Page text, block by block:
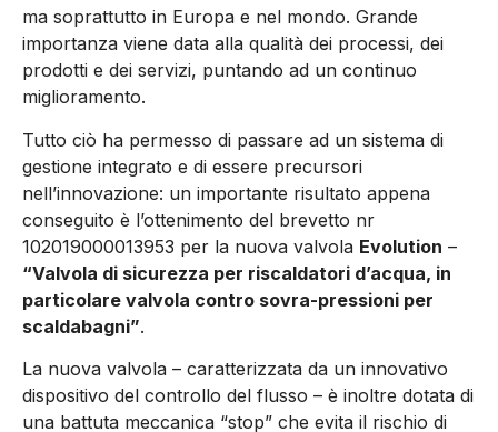
ma soprattutto in Europa e nel mondo. Grande
importanza viene data alla qualità dei processi, dei
prodotti e dei servizi, puntando ad un continuo
miglioramento.
Tutto ciò ha permesso di passare ad un sistema di
gestione integrato e di essere precursori
nell’innovazione: un importante risultato appena
conseguito è l’ottenimento del brevetto nr
102019000013953 per la nuova valvola Evolution –
“Valvola di sicurezza per riscaldatori d’acqua, in
particolare valvola contro sovra-pressioni per
scaldabagni”.
La nuova valvola – caratterizzata da un innovativo
dispositivo del controllo del flusso – è inoltre dotata di
una battuta meccanica “stop” che evita il rischio di